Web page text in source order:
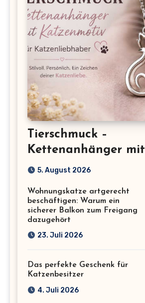
Tierschmuck –
Kettenanhänger mit
Katzenmotiv für
5. August 2026
Wohnungskatze artgerecht
beschäftigen: Warum ein
sicherer Balkon zum Freigang
dazugehört
23. Juli 2026
Das perfekte Geschenk für
Katzenbesitzer
4. Juli 2026